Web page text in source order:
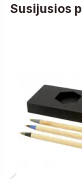
Susijusios